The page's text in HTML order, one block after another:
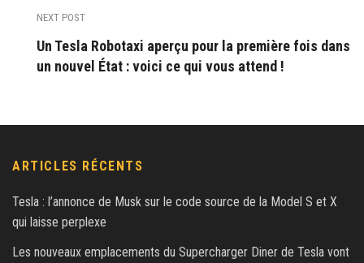
NEXT POST
Un Tesla Robotaxi aperçu pour la première fois dans
un nouvel État : voici ce qui vous attend !
ARTICLES RÉCENTS
Tesla : l’annonce de Musk sur le code source de la Model S et X
qui laisse perplexe
Les nouveaux emplacements du Supercharger Diner de Tesla vont